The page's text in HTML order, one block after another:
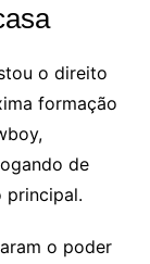
o direito
formação
de
principal.
o poder